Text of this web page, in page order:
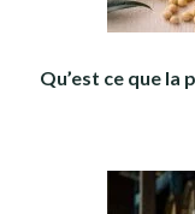
Qu’est ce que la